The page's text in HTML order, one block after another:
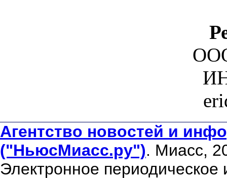
Агентство новостей и
("НьюсМиасс.ру"). Миасс,
Электронное периодическое